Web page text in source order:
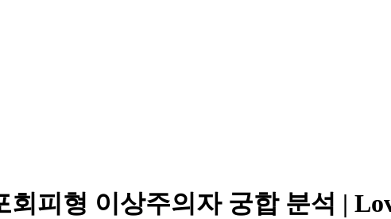
피형 이상주의자 궁합 분석 |